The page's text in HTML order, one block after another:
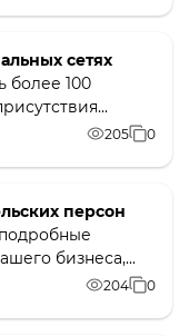
сетях
более 100
205 0
персон
бизнеса,...
204 0